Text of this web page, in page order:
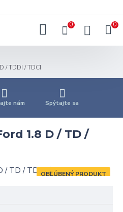
0 0
/ TDDI / TDCI
nám Spýtajte sa
1.8 D / TD /
OBĽÚBENÝ PRODUKT